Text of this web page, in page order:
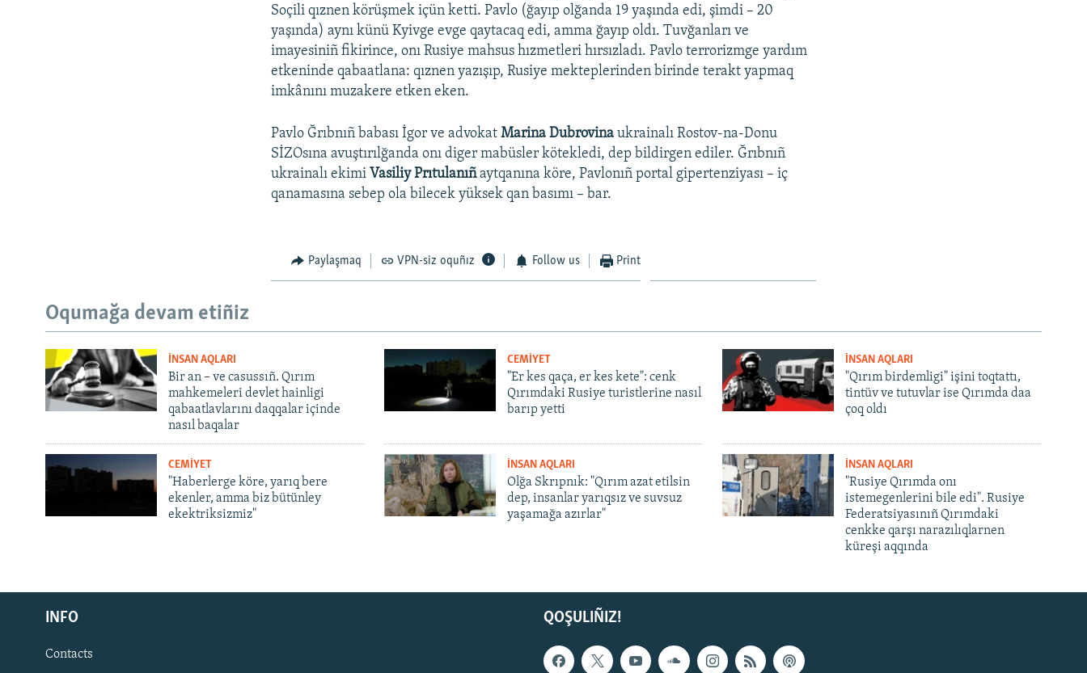
Русский
Українською
QOŞULIÑIZ!
Soçili qıznen körüşmek içün ketti. Pavlo (ğayıp olğanda 19 yaşında edi, şimdi – 20
yaşında) aynı künü Kyivge evge qaytacaq edi, amma ğayıp oldı. Tuvğanları ve
imayesiniñ fikirince, onı Rusiye mahsus hızmetleri hırsızladı. Pavlo terrorizmge yardım
etkeninde qabaatlana: qıznen yazışıp, Rusiye mekteplerinden birinde terakt yapmaq
imkânını muzakere etken eken.
Pavlo Ğrıbnıñ babası İgor ve advokatMarina Dubrovinaukrainalı Rostov-na-Donu
SİZOsına avuştırılğanda onı diger mabüsler kötekledi, dep bildirgen ediler. Ğrıbnıñ
ukrainalı ekimi Vasiliy Prıtulanıñaytqanına köre, Pavlonıñ portal gipertenziyası – iç
qanamasına sebep ola bilecek yüksek qan basımı – bar.
Paylaşmaq VPN-siz oquñız Follow us Print
Oqumağa devam etiñiz
İNSAN AQLARI
Bir an – ve casussıñ. Qırım
mahkemeleri devlet hainligi
qabaatlavlarını daqqalar içinde
nasıl baqalar
CEMİYET
"Er kes qaça, er kes kete": cenk
Qırımdaki Rusiye turistlerine nasıl
barıp yetti
İNSAN AQLARI
"Qırım birdemligi" işini toqtattı,
tintüv ve tutuvlar ise Qırımda daa
çoq oldı
CEMİYET
"Haberlerge köre, yarıq bere
ekenler, amma biz bütünley
ekektriksizmiz"
İNSAN AQLARI
Olğa Skrıpnık: "Qırım azat etilsin
dep, insanlar yarıqsız ve suvsuz
yaşamağa azırlar"
İNSAN AQLARI
"Rusiye Qırımda onı
istemegenlerini bile edi". Rusiye
Federatsiyasınıñ Qırımdaki
cenkke qarşı narazılıqlarnen
küreşi aqqında
QOŞULIÑIZ!
INFO
Contacts